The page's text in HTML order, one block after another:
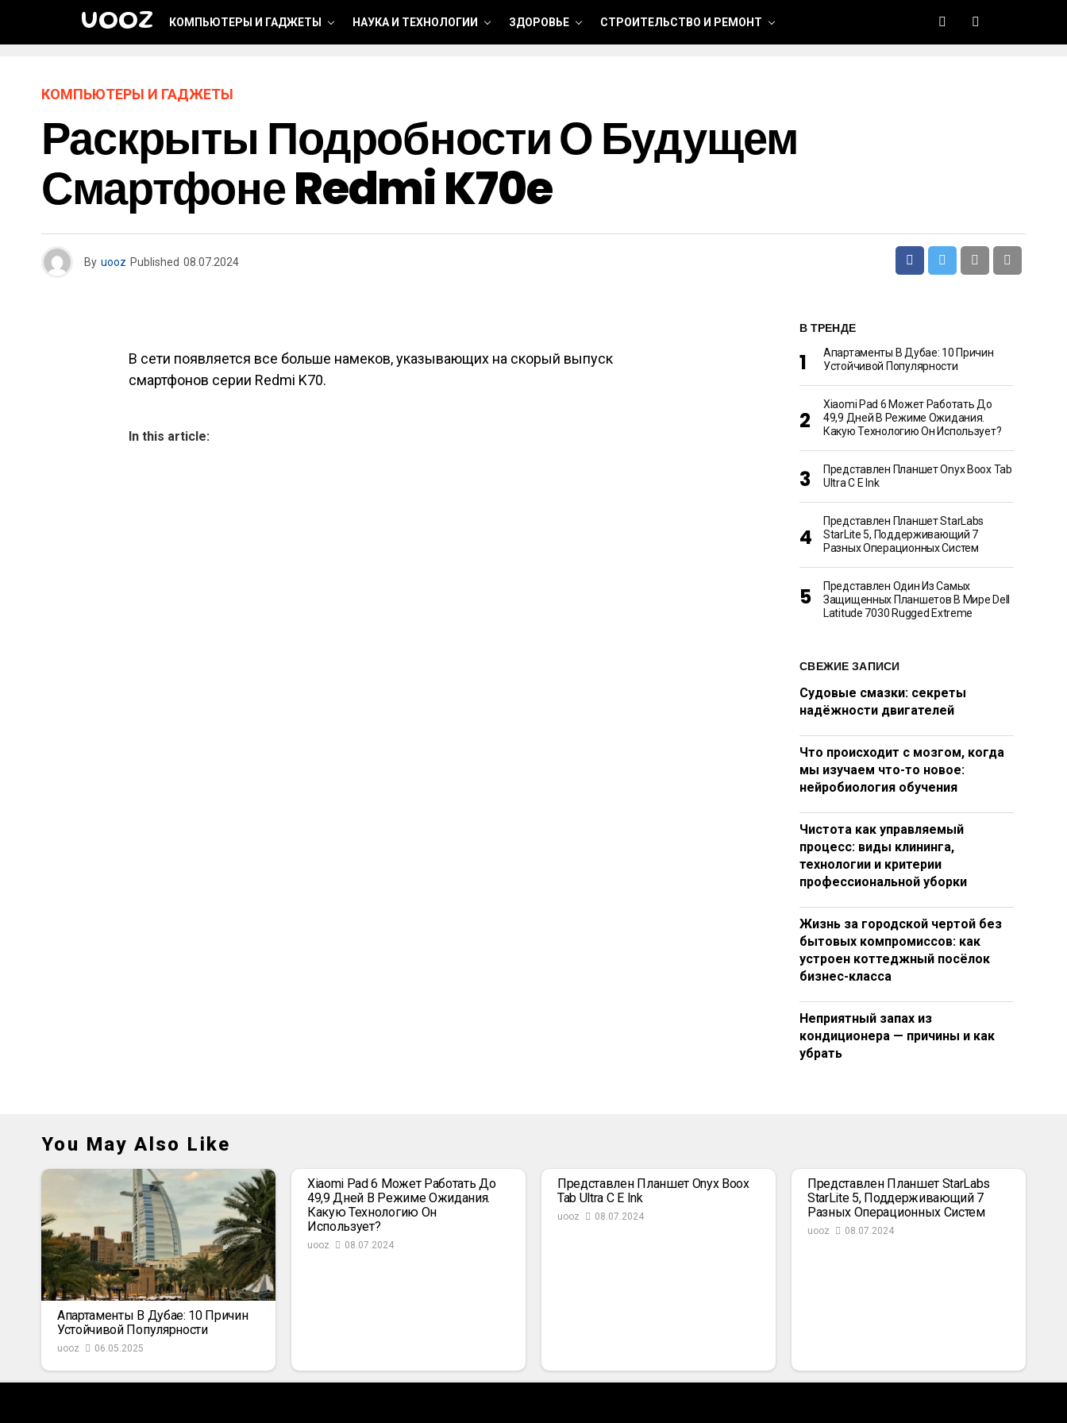
UOOZ КОМПЬЮТЕРЫ И ГАДЖЕТЫ НАУКА И ТЕХНОЛОГИИ ЗДОРОВЬЕ СТРОИТЕЛЬСТВО И РЕМОНТ
КОМПЬЮТЕРЫ И ГАДЖЕТЫ
Раскрыты Подробности О Будущем
Смартфоне Redmi K70e
By uooz Published 08.07.2024
В сети появляется все больше намеков, указывающих на скорый выпуск
смартфонов серии Redmi K70.
In this article:
В ТРЕНДЕ
Апартаменты В Дубае: 10 Причин
Устойчивой Популярности
Xiaomi Pad 6 Может Работать До
49,9 Дней В Режиме Ожидания.
Какую Технологию Он Использует?
Представлен Планшет Onyx Boox Tab
Ultra C E Ink
Представлен Планшет StarLabs
StarLite 5, Поддерживающий 7
Разных Операционных Систем
Представлен Один Из Самых
Защищенных Планшетов В Мире Dell
Latitude 7030 Rugged Extreme
СВЕЖИЕ ЗАПИСИ
Судовые смазки: секреты
надёжности двигателей
Что происходит с мозгом, когда
мы изучаем что-то новое:
нейробиология обучения
Чистота как управляемый
процесс: виды клининга,
технологии и критерии
профессиональной уборки
Жизнь за городской чертой без
бытовых компромиссов: как
устроен коттеджный посёлок
бизнес-класса
Неприятный запах из
кондиционера — причины и как
убрать
You May Also Like
Апартаменты В Дубае: 10 Причин
Устойчивой Популярности
uooz 06.05.2025
Xiaomi Pad 6 Может Работать До
49,9 Дней В Режиме Ожидания.
Какую Технологию Он
Использует?
uooz 08.07.2024
Представлен Планшет Onyx Boox
Tab Ultra C E Ink
uooz 08.07.2024
Представлен Планшет StarLabs
StarLite 5, Поддерживающий 7
Разных Операционных Систем
uooz 08.07.2024